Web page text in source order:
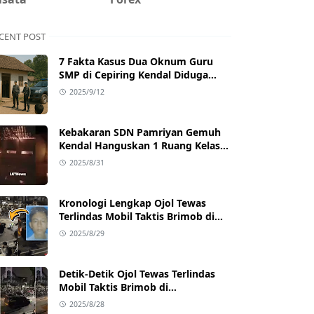
POST
7 Fakta Kasus Dua Oknum Guru
SMP di Cepiring Kendal Diduga
Berselingkuh: Kronologi,
2025/9/12
Kebakaran SDN Pamriyan Gemuh
Kendal Hanguskan 1 Ruang Kelas
dan Toilet
2025/8/31
Kronologi Lengkap Ojol Tewas
Terlindas Mobil Taktis Brimob di
Pejompongan, Ternyata Sedang
2025/8/29
Detik-Detik Ojol Tewas Terlindas
Mobil Taktis Brimob di
Pejompongan, Viral di Medsos
2025/8/28